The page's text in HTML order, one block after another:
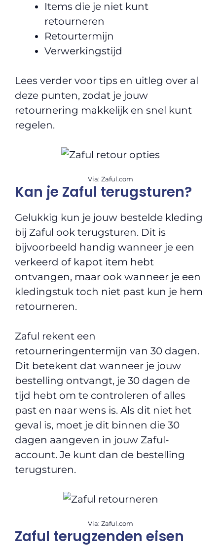
Items die je niet kunt
retourneren
Retourtermijn
Verwerkingstijd
Lees verder voor tips en uitleg over al
deze punten, zodat je jouw
retournering makkelijk en snel kunt
regelen.
Via: Zaful.com
Kan je Zaful terugsturen?
Gelukkig kun je jouw bestelde kleding
bij Zaful ook terugsturen. Dit is
bijvoorbeeld handig wanneer je een
verkeerd of kapot item hebt
ontvangen, maar ook wanneer je een
kledingstuk toch niet past kun je hem
retourneren.
Zaful rekent een
retourneringentermijn van 30 dagen.
Dit betekent dat wanneer je jouw
bestelling ontvangt, je 30 dagen de
tijd hebt om te controleren of alles
past en naar wens is. Als dit niet het
geval is, moet je dit binnen die 30
dagen aangeven in jouw Zaful-
account. Je kunt dan de bestelling
terugsturen.
Via: Zaful.com
Zaful terugzenden eisen